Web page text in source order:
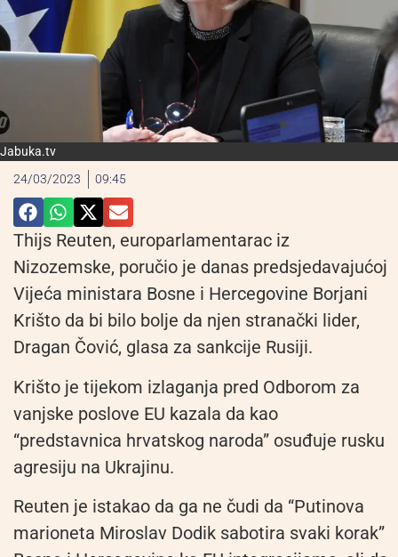
Jabuka.tv
24/03/2023
09:45
Thijs Reuten, europarlamentarac iz
Nizozemske, poručio je danas predsjedavajućoj
Vijeća ministara Bosne i Hercegovine Borjani
Krišto da bi bilo bolje da njen stranački lider,
Dragan Čović, glasa za sankcije Rusiji.
Krišto je tijekom izlaganja pred Odborom za
vanjske poslove EU kazala da kao
“predstavnica hrvatskog naroda” osuđuje rusku
agresiju na Ukrajinu.
Reuten je istakao da ga ne čudi da “Putinova
marioneta Miroslav Dodik sabotira svaki korak”